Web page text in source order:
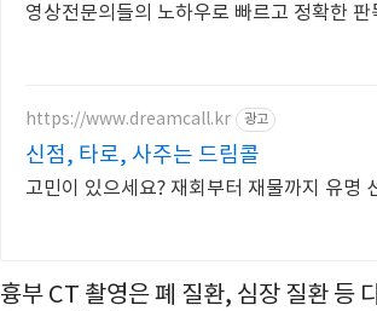
영상전문의들의 노하우로 빠르고 정확한
https://www.dreamcall.kr 광고
신점, 타로, 사주는 드림콜
고민이 있으세요? 재회부터 재물까지 유명
흉부 CT 촬영은 폐 질환, 심장 질환 등